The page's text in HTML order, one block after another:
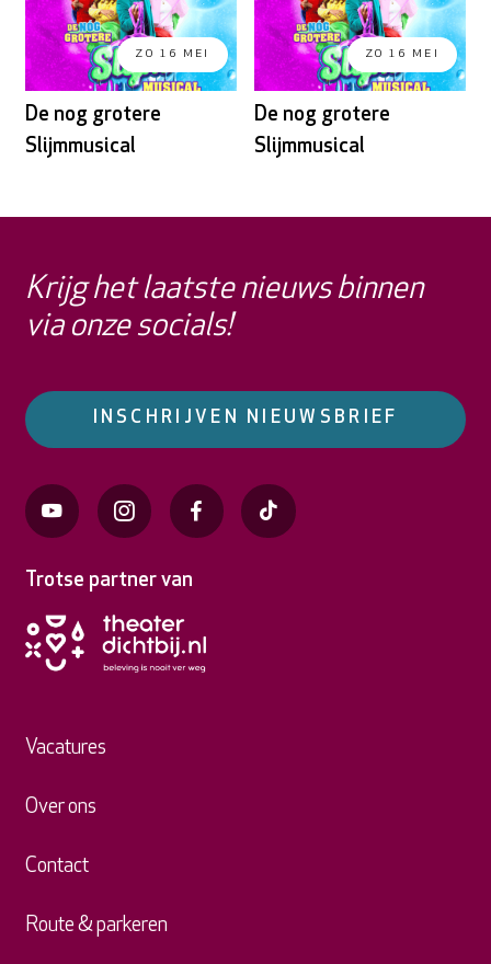
ZO 16 MEI
De nog grotere
Slijmmusical
ZO 16 MEI
De nog grotere
Slijmmusical
Krijg het laatste nieuws binnen
via onze socials!
INSCHRIJVEN NIEUWSBRIEF
Trotse partner van
Vacatures
Over ons
Contact
Route & parkeren